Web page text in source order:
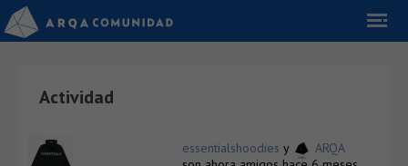
Actividad
essentialshoodies y
ARQA